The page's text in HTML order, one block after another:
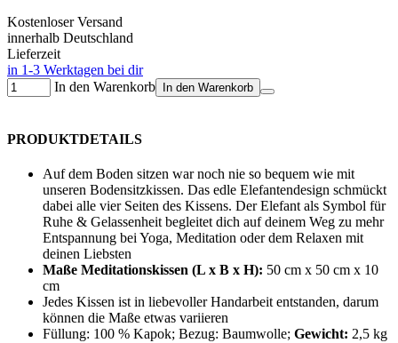
Kostenloser Versand
innerhalb Deutschland
Lieferzeit
in 1-3 Werktagen bei dir
In den Warenkorb
In den Warenkorb
PRODUKTDETAILS
Auf dem Boden sitzen war noch nie so bequem wie mit
unseren Bodensitzkissen. Das edle Elefantendesign schmückt
dabei alle vier Seiten des Kissens. Der Elefant als Symbol für
Ruhe & Gelassenheit begleitet dich auf deinem Weg zu mehr
Entspannung bei Yoga, Meditation oder dem Relaxen mit
deinen Liebsten
Maße Meditationskissen (L x B x H): 50 cm x 50 cm x 10
cm
Jedes Kissen ist in liebevoller Handarbeit entstanden, darum
können die Maße etwas variieren
Füllung: 100 % Kapok; Bezug: Baumwolle; Gewicht: 2,5 kg